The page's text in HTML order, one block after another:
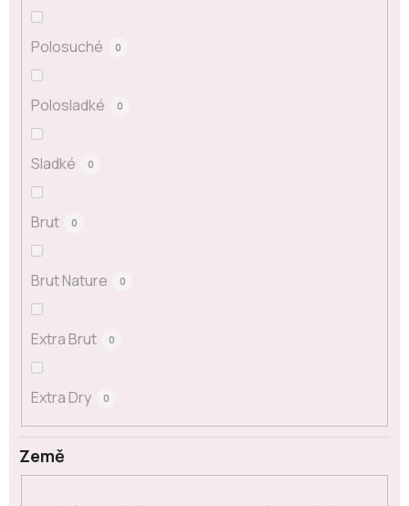
Země
Polosuché 0
Polosladké 0
Sladké 0
Brut 0
Brut Nature 0
Extra Brut 0
Extra Dry 0